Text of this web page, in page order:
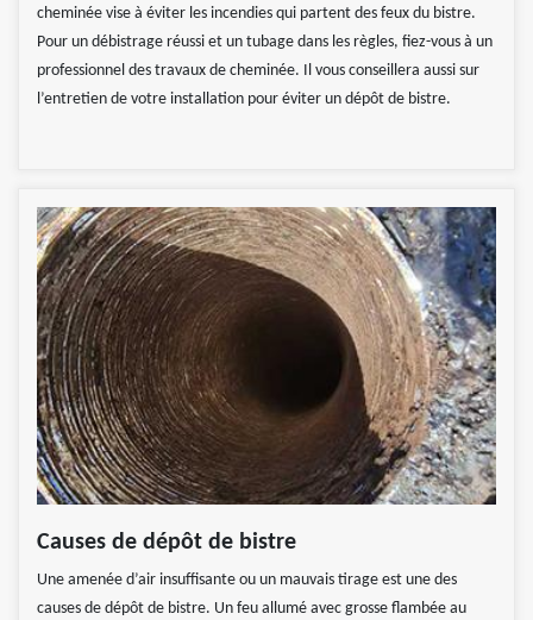
cheminée vise à éviter les incendies qui partent des feux du bistre.
Pour un débistrage réussi et un tubage dans les règles, fiez-vous à un
professionnel des travaux de cheminée. Il vous conseillera aussi sur
l’entretien de votre installation pour éviter un dépôt de bistre.
Causes de dépôt de bistre
Une amenée d’air insuffisante ou un mauvais tirage est une des
causes de dépôt de bistre. Un feu allumé avec grosse flambée au